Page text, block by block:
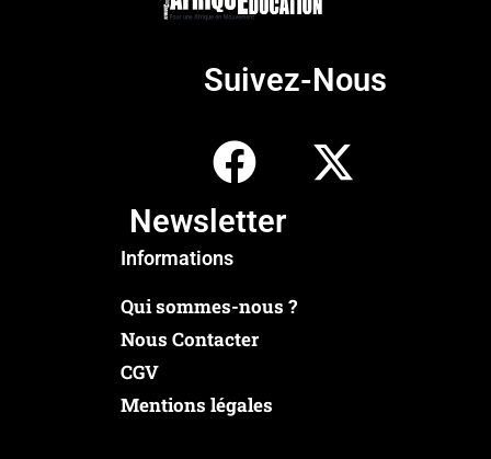
Suivez-Nous
Newsletter
Informations
Qui sommes-nous ?
Nous Contacter
CGV
Mentions légales